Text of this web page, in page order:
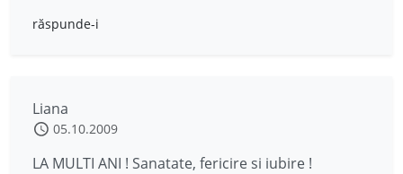
răspunde-i
Liana
05.10.2009
LA MULTI ANI ! Sanatate, fericire si iubire !